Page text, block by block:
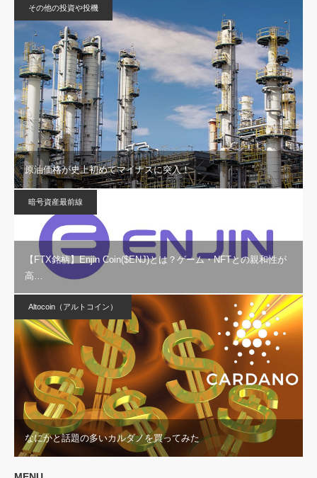
その他の投資や投機
原油価格が史上初めてマイナスに突入！
暗号資産最前線
【FTX銘柄】Enjin Coin($ENJ)とは？ゲーム・NFTとの親和性が
高…
Altocoin（アルトコイン）
なにかと話題の多いカルダノを買ってみた